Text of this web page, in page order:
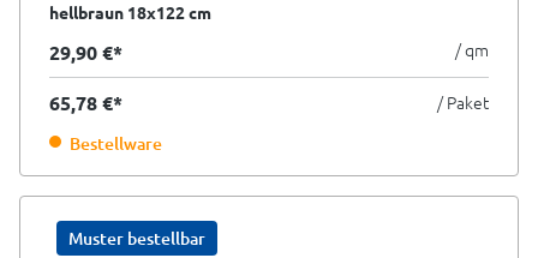
hellbraun 18x122 cm
29,90 €* / qm
65,78 €* / Paket
Bestellware
Muster bestellbar